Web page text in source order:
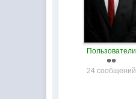
Пользователи
24 сообщений